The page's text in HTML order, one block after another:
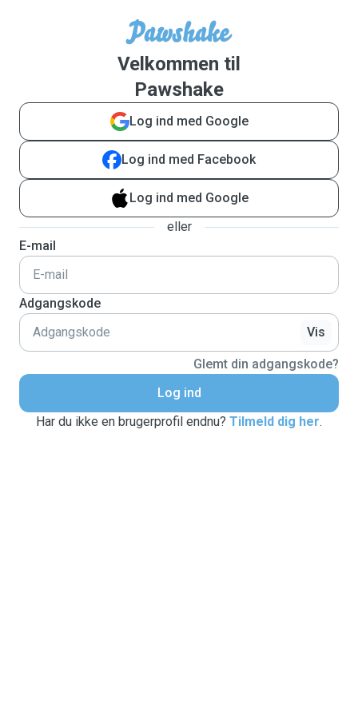
Velkommen til
Pawshake
Log ind med Google
Log ind med Facebook
Log ind med Google
eller
E-mail
Adgangskode
Vis
Glemt din adgangskode?
Log ind
Har du ikke en brugerprofil endnu? Tilmeld dig her.